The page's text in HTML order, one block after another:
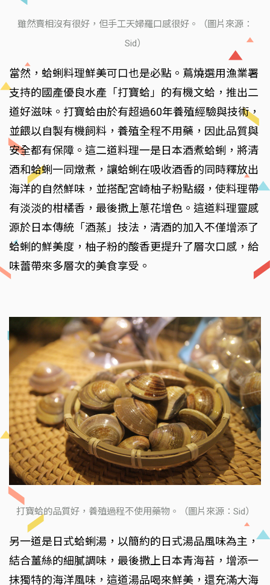
雖然賣相沒有很好，但手工天婦羅口感很好。（圖片來源：
Sid）
當然，蛤蜊料理鮮美可口也是必點。蔦燒選用漁業署
支持的國產優良水產「打寶蛤」的有機文蛤，推出二
道好滋味。打寶蛤由於有超過60年養殖經驗與技術，
並餵以自製有機飼料，養殖全程不用藥，因此品質與
安全都有保障。這二道料理一是日本酒煮蛤蜊，將清
酒和蛤蜊一同燉煮，讓蛤蜊在吸收酒香的同時釋放出
海洋的自然鮮味，並搭配宮崎柚子粉點綴，使料理帶
有淡淡的柑橘香，最後撒上蔥花增色。這道料理靈感
源於日本傳統「酒蒸」技法，清酒的加入不僅增添了
蛤蜊的鮮美度，柚子粉的酸香更提升了層次口感，給
味蕾帶來多層次的美食享受。
打寶蛤的品質好，養殖過程不使用藥物。（圖片來源：Sid）
另一道是日式蛤蜊湯，以簡約的日式湯品風味為主，
結合薑絲的細膩調味，最後撒上日本青海苔，增添一
抹獨特的海洋風味，這道湯品喝來鮮美，還充滿大海